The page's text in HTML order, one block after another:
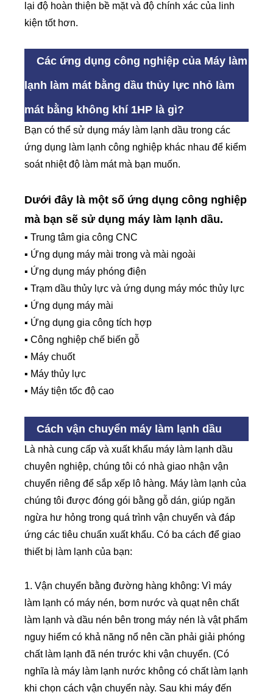
lại độ hoàn thiện bề mặt và độ chính xác của linh
kiện tốt hơn.
Các ứng dụng công nghiệp của Máy làm
lạnh làm mát bằng dầu thủy lực nhỏ làm
mát bằng không khí 1HP là gì?
Bạn có thể sử dụng máy làm lạnh dầu trong các
ứng dụng làm lạnh công nghiệp khác nhau để kiểm
soát nhiệt độ làm mát mà bạn muốn.
Dưới đây là một số ứng dụng công nghiệp
mà bạn sẽ sử dụng máy làm lạnh dầu.
▪ Trung tâm gia công CNC
▪ Ứng dụng máy mài trong và mài ngoài
▪ Ứng dụng máy phóng điện
▪ Trạm dầu thủy lực và ứng dụng máy móc thủy lực
▪ Ứng dụng máy mài
▪ Ứng dụng gia công tích hợp
▪ Công nghiệp chế biến gỗ
▪ Máy chuốt
▪ Máy thủy lực
▪ Máy tiện tốc độ cao
Cách vận chuyển máy làm lạnh dầu
Là nhà cung cấp và xuất khẩu máy làm lạnh dầu
chuyên nghiệp, chúng tôi có nhà giao nhận vận
chuyển riêng để sắp xếp lô hàng. Máy làm lạnh của
chúng tôi được đóng gói bằng gỗ dán, giúp ngăn
ngừa hư hỏng trong quá trình vận chuyển và đáp
ứng các tiêu chuẩn xuất khẩu. Có ba cách để giao
thiết bị làm lạnh của bạn:
1. Vận chuyển bằng đường hàng không: Vì máy
làm lạnh có máy nén, bơm nước và quạt nên chất
làm lạnh và dầu nén bên trong máy nén là vật phẩm
nguy hiểm có khả năng nổ nên cần phải giải phóng
chất làm lạnh đã nén trước khi vận chuyển. (Có
nghĩa là máy làm lạnh nước không có chất làm lạnh
khi chọn cách vận chuyển này. Sau khi máy đến